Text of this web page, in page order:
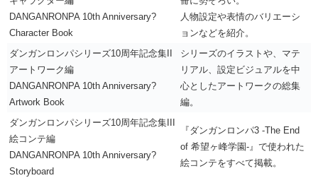
DANGANRONPA 10th Anniversary?
Character Book
人物設定や表情のバリエーシ
ョンなどを紹介。
ダンガンロンパシリーズ10周年記念集II
アートワーク編
DANGANRONPA 10th Anniversary?
Artwork Book
シリーズのイラストや、マテ
リアル、設定ビジュアルを中
心としたアートワークの総集
編。
ダンガンロンパシリーズ10周年記念集III
絵コンテ編
DANGANRONPA 10th Anniversary?
Storyboard
『ダンガンロンパ3 -The End
of 希望ヶ峰学園-』で使われた
絵コンテをすべて掲載。